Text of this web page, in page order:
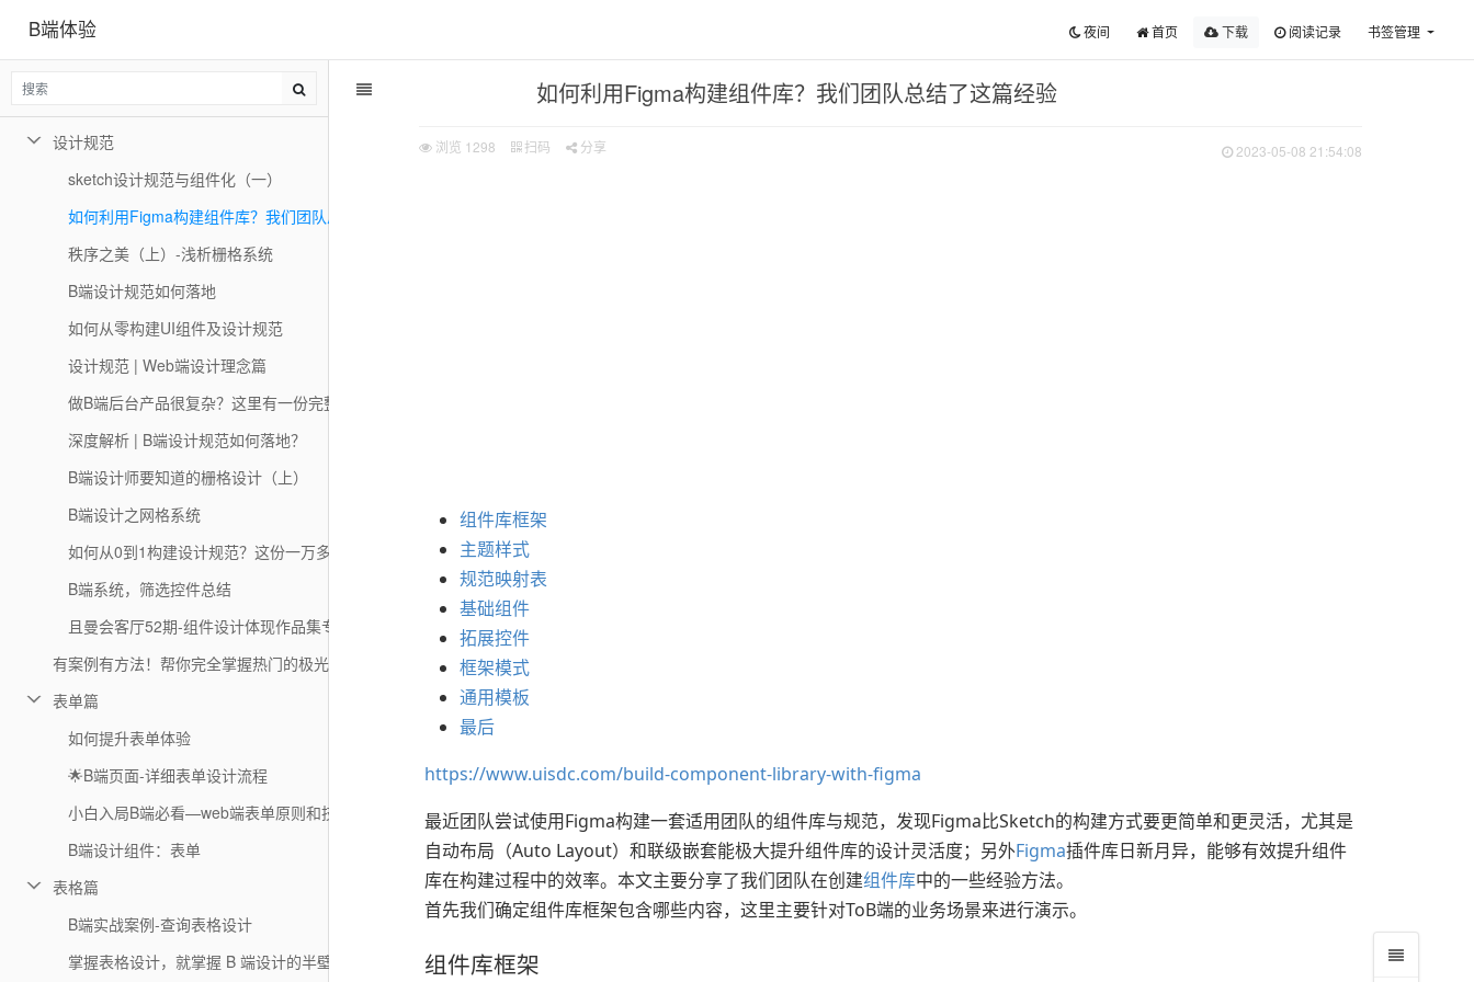
B端体验 夜间 首页 下载 阅读记录 书签管理
如何利用Figma构建组件库？我们团队总结了这篇经验
浏览 1298 扫码 分享 2023-05-08 21:54:08
组件库框架
主题样式
规范映射表
基础组件
拓展控件
框架模式
通用模板
最后
https://www.uisdc.com/build-component-library-with-figma
最近团队尝试使用Figma构建一套适用团队的组件库与规范，发现Figma比Sketch的构建方式要更简单和更灵活，尤其是
自动布局（Auto Layout）和联级嵌套能极大提升组件库的设计灵活度；另外Figma插件库日新月异，能够有效提升组件
库在构建过程中的效率。本文主要分享了我们团队在创建组件库中的一些经验方法。
首先我们确定组件库框架包含哪些内容，这里主要针对ToB端的业务场景来进行演示。
组件库框架
Design Token 应用指南——设计篇
详解｜一文帮你区分Radio、Tabs 和 Segmented 组件的应用场景
设计规范
sketch设计规范与组件化（一）
如何利用Figma构建组件库？我们团队总结了这篇经验
秩序之美（上）-浅析栅格系统
B端设计规范如何落地
如何从零构建UI组件及设计规范
设计规范 | Web端设计理念篇
做B端后台产品很复杂？这里有一份完整的UI设计规范
深度解析 | B端设计规范如何落地？
B端设计师要知道的栅格设计（上）
B端设计之网格系统
如何从0到1构建设计规范？这份一万多字的实战指南肯定用得上
B端系统，筛选控件总结
且曼会客厅52期-组件设计体现作品集专业度
有案例有方法！帮你完全掌握热门的极光风设计趋势
表单篇
如何提升表单体验
🌟B端页面-详细表单设计流程
小白入局B端必看—web端表单原则和技巧
B端设计组件：表单
表格篇
B端实战案例-查询表格设计
掌握表格设计，就掌握 B 端设计的半壁江山！（5000字完整版）